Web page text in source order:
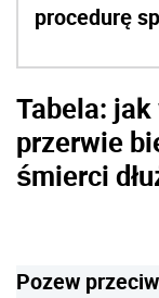
procedurę
Tabela:
przerwie
śmierci
Pozew